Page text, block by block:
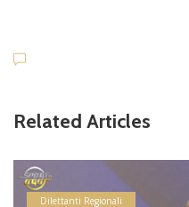
Related Articles
Dilettanti Regionali